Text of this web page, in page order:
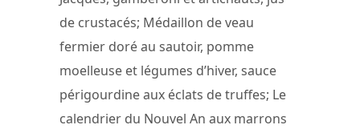
de crustacés; Médaillon de veau
fermier doré au sautoir, pomme
moelleuse et légumes d’hiver, sauce
périgourdine aux éclats de truffes; Le
calendrier du Nouvel An aux marrons